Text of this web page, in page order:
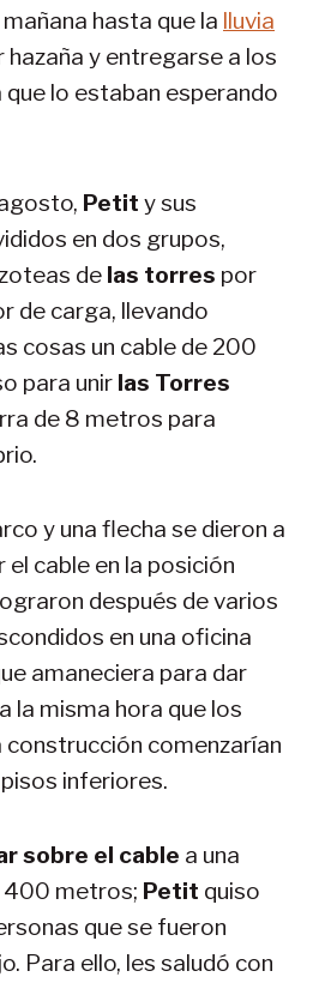
hasta que la lluvia
hazaña y entregarse a los
lo estaban esperando
Petit y sus
en dos grupos,
de las torres por
de carga, llevando
cosas un cable de 200
para unir las Torres
de 8 metros para
y una flecha se dieron a
cable en la posición
después de varios
en una oficina
amaneciera para dar
la misma hora que los
comenzarían
inferiores.
sobre el cable a una
400 metros; Petit quiso
que se fueron
Para ello, les saludó con